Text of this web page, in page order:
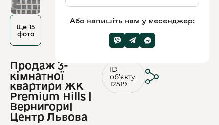
Ще 15
фото
Продаж 3-
кімнатної
квартири ЖК
Premium Hills |
Вернигори|
Центр Львова
ID
обʼєкту:
12519
Або напишіть нам у месенджер: